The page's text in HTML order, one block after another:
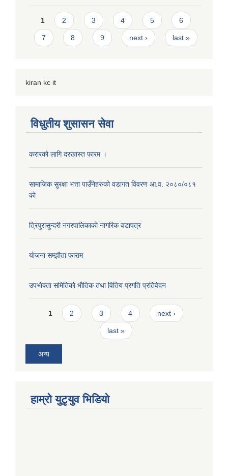
Pages
1 2 3 4 5 6
7 8 9 next › last »
kiran kc it
विधुतीय शुसासन सेवा
करारको लागि दरखास्त फारम ।
सामाजिक सुरक्षा भत्ता पाउँनेहरुको वडागत विवरण आ.व. २०८०/०८१
को
त्रिपुरासुन्दरी नगरपालिकाको नागरिक वडापत्र
याेजना सम्झौता फाराम
उपभाेक्ता समितिकाे भाैतिक तथा वितिय प्रगति प्रतिवेदन
Pages
1 2 3 4 next ›
last »
अन्य
हाम्राे युटृयुव भिडियाे